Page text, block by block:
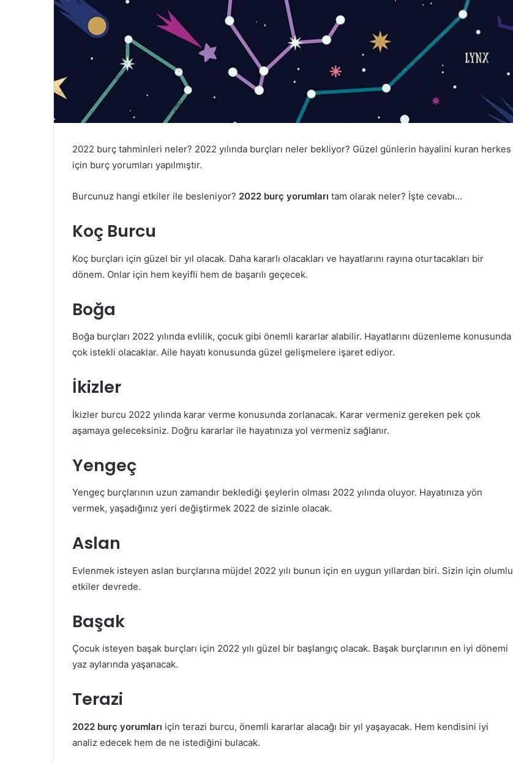
e
k
2022 burç tahminleri neler? 2022 yılında burçları neler bekliyor? Güzel günlerin hayalini kuran herkes
için burç yorumları yapılmıştır.
Burcunuz hangi etkiler ile besleniyor? 2022 burç yorumları tam olarak neler? İşte cevabı…
Koç Burcu
Koç burçları için güzel bir yıl olacak. Daha kararlı olacakları ve hayatlarını rayına oturtacakları bir
dönem. Onlar için hem keyifli hem de başarılı geçecek.
Boğa
Boğa burçları 2022 yılında evlilik, çocuk gibi önemli kararlar alabilir. Hayatlarını düzenleme konusunda
çok istekli olacaklar. Aile hayatı konusunda güzel gelişmelere işaret ediyor.
İkizler
İkizler burcu 2022 yılında karar verme konusunda zorlanacak. Karar vermeniz gereken pek çok
aşamaya geleceksiniz. Doğru kararlar ile hayatınıza yol vermeniz sağlanır.
Yengeç
Yengeç burçlarının uzun zamandır beklediği şeylerin olması 2022 yılında oluyor. Hayatınıza yön
vermek, yaşadığınız yeri değiştirmek 2022 de sizinle olacak.
Aslan
Evlenmek isteyen aslan burçlarına müjde! 2022 yılı bunun için en uygun yıllardan biri. Sizin için olumlu
etkiler devrede.
Başak
Çocuk isteyen başak burçları için 2022 yılı güzel bir başlangıç olacak. Başak burçlarının en iyi dönemi
yaz aylarında yaşanacak.
Terazi
2022 burç yorumları için terazi burcu, önemli kararlar alacağı bir yıl yaşayacak. Hem kendisini iyi
analiz edecek hem de ne istediğini bulacak.